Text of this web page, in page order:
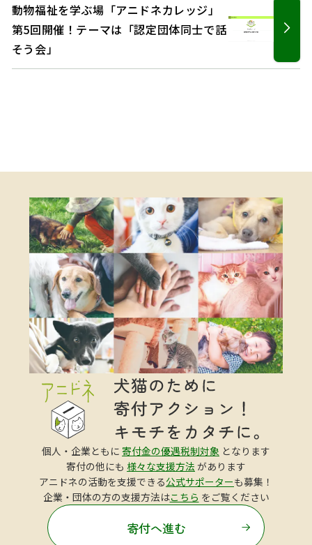
動物福祉を学ぶ場「アニドネカレッジ」
第5回開催！テーマは「認定団体同士で話
そう会」
個人・企業ともに 寄付金の優遇税制対象 となります
寄付の他にも 様々な支援方法 があります
アニドネの活動を支援できる公式サポーターも募集！
企業・団体の方の支援方法はこちら をご覧ください
寄付へ進む